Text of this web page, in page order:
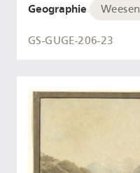
Geographie Weesen
GS-GUGE-206-23